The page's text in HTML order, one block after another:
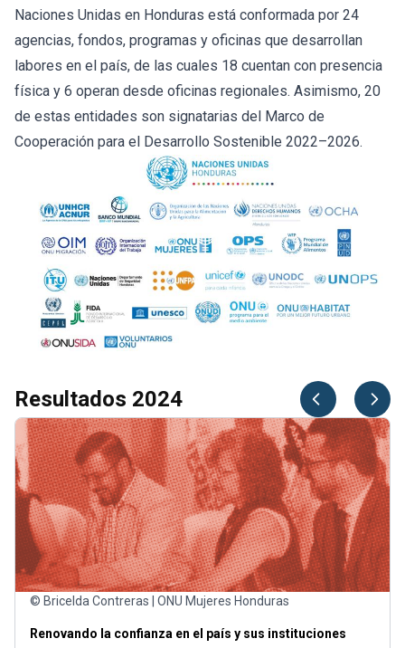
Naciones Unidas en Honduras está conformada por 24
agencias, fondos, programas y oficinas que desarrollan
labores en el país, de las cuales 18 cuentan con presencia
física y 6 operan desde oficinas regionales. Asimismo, 20
de estas entidades son signatarias del Marco de
Cooperación para el Desarrollo Sostenible 2022–2026.
© Bricelda Contreras | ONU Mujeres Honduras
Renovando la confianza en el país y sus instituciones
Resultados 2024